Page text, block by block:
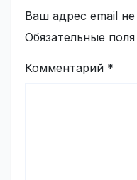
Ваш адрес email
Обязательные
Комментарий *